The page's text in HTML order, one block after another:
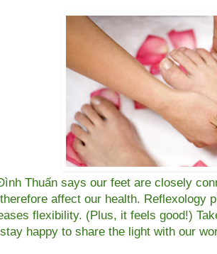
Thuấn says our feet are closely
affect our health. Reflexology
flexibility. (Plus, it feels good!)
happy to share the light with our